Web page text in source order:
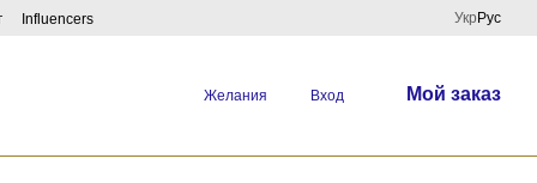
Influencers Укр Рус
Желания Вход Мой заказ